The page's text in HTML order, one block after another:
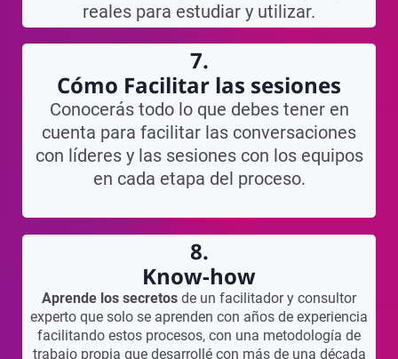
reales para estudiar y utilizar.
7.
Cómo Facilitar las sesiones
Conocerás todo lo que debes tener en
cuenta para facilitar las conversaciones
con líderes y las sesiones con los equipos
en cada etapa del proceso.
8.
Know-how
Aprende los secretos de un facilitador y consultor
experto que solo se aprenden con años de experiencia
facilitando estos procesos, con una metodología de
trabajo propia que desarrollé con más de una década